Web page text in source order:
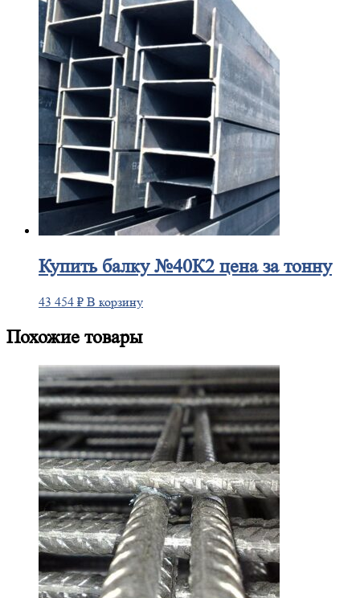
Купитьбалку №40К2 цена за тонну
43 454 ₽ В корзину
Похожие товары